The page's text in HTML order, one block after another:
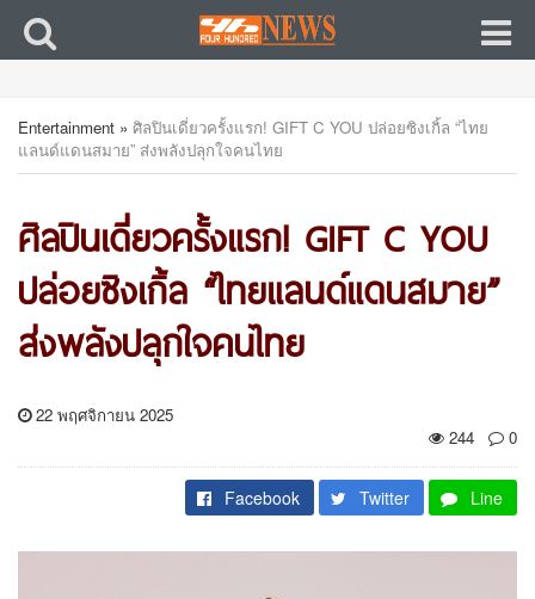
Entertainment » ศิลปินเดี่ยวครั้งแรก! GIFT C YOU ปล่อยซิงเกิ้ล “ไทย
แลนด์แดนสมาย” ส่งพลังปลุกใจคนไทย
ศิลปินเดี่ยวครั้งแรก! GIFT C YOU
ปล่อยซิงเกิ้ล “ไทยแลนด์แดนสมาย”
ส่งพลังปลุกใจคนไทย
22 พฤศจิกายน 2025
244
0
Facebook Twitter Line